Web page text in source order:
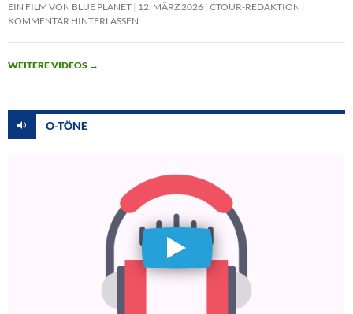
EIN FILM VON BLUE PLANET 12. MÄRZ 2026 CTOUR-REDAKTION
KOMMENTAR HINTERLASSEN
WEITERE VIDEOS →
O-TÖNE